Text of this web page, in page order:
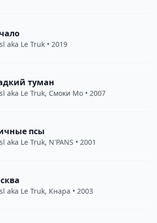
aka Le Truk • 2019
туман
aka Le Truk, Смоки Мо • 2007
псы
aka Le Truk, N'PANS • 2001
aka Le Truk, Кнара • 2003